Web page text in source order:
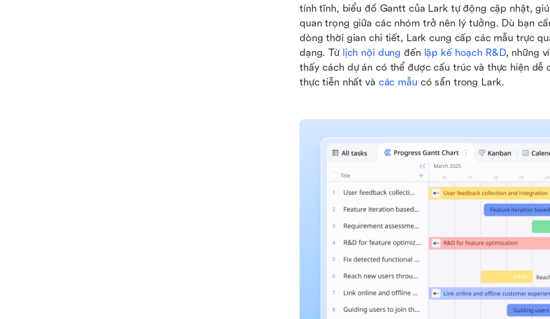
tính tĩnh, biểu đồ Gantt của Lark tự động cập nhật,
quan trọng giữa các nhóm trở nên lý tưởng. Dù bạn
dòng thời gian chi tiết, Lark cung cấp các mẫu trực
dạng. Từ lịch nội dung đến lập kế hoạch R&D, những
thấy cách dự án có thể được cấu trúc và thực hiện
thực tiễn nhất và các mẫu có sẵn trong Lark.